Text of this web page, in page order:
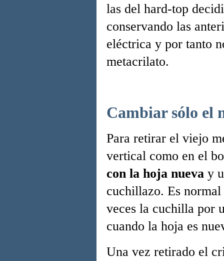
las del hard-top
conservando las
eléctrica y por tanto
metacrilato.
Cambiar sólo el
Para retirar el viejo
vertical como en el
con la hoja nueva y
cuchillazo. Es
veces la cuchilla por
cuando la hoja es
Una vez retirado el